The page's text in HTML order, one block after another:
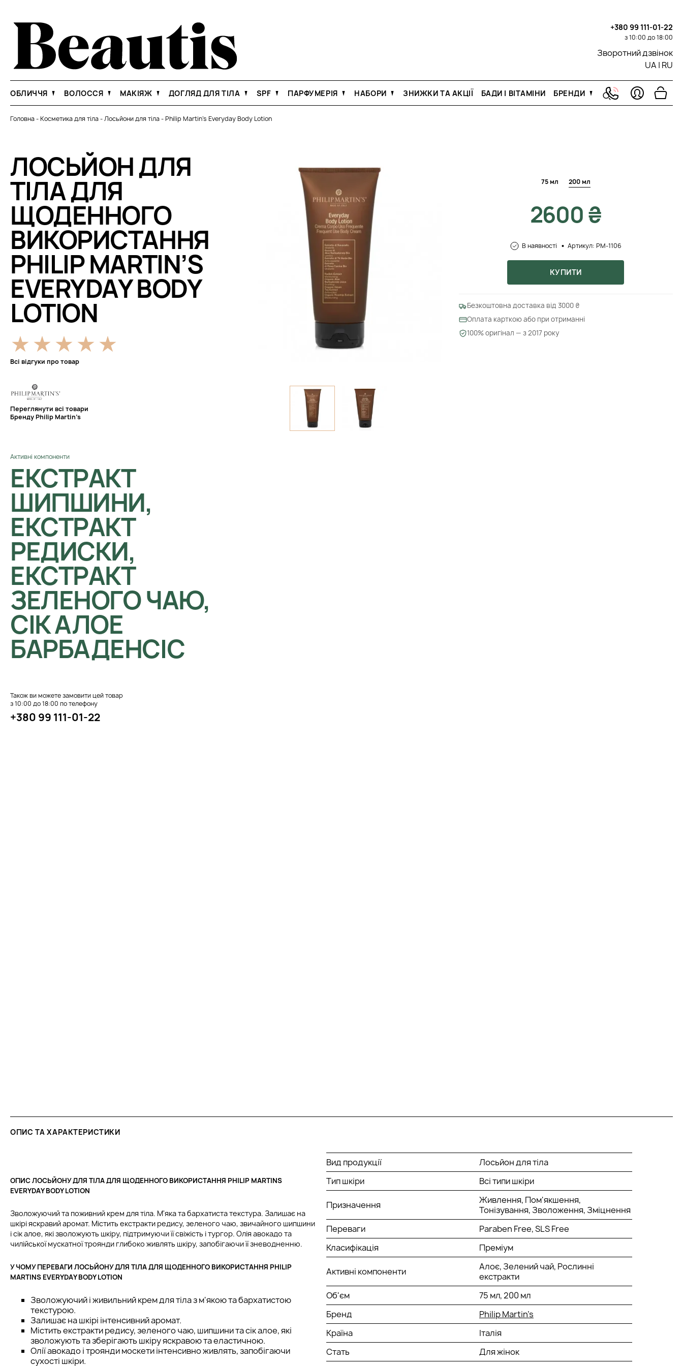
+380 99 111-01-22
з 10:00 до 18:00
Зворотний дзвінок
UA | RU
ОБЛИЧЧЯ ВОЛОССЯ МАКІЯЖ ДОГЛЯД ДЛЯ ТІЛА SPF ПАРФУМЕРІЯ НАБОРИ ЗНИЖКИ ТА АКЦІЇ БАДИ І ВІТАМІНИ БРЕНДИ
Головна-Косметика для тіла-Лосьйони для тіла-Philip Martin’s Everyday Body Lotion
ЛОСЬЙОН ДЛЯ
ТІЛА ДЛЯ
ЩОДЕННОГО
ВИКОРИСТАННЯ
PHILIP MARTIN’S
EVERYDAY BODY
LOTION
Всі відгуки про товар
Переглянути всі товари
Бренду Philip Martin’s
Активні компоненти
ЕКСТРАКТ
ШИПШИНИ,
ЕКСТРАКТ
РЕДИСКИ,
ЕКСТРАКТ
ЗЕЛЕНОГО ЧАЮ,
СІК АЛОЕ
БАРБАДЕНСІС
Також ви можете замовити цей товар
з 10:00 до 18:00 по телефону
+380 99 111-01-22
75 мл 200 мл
2600 ₴
В наявності Артикул: PM-1106
КУПИТИ
Безкоштовна доставка від 3000 ₴
Оплата карткою або при отриманні
100% оригінал — з 2017 року
ОПИС ТА ХАРАКТЕРИСТИКИ
ОПИС ЛОСЬЙОНУ ДЛЯ ТІЛА ДЛЯ ЩОДЕННОГО ВИКОРИСТАННЯ PHILIP MARTINS
EVERYDAY BODY LOTION
Зволожуючий та поживний крем для тіла. М'яка та бархатиста текстура. Залишає на
шкірі яскравий аромат. Містить екстракти редису, зеленого чаю, звичайного шипшини
і сік алое, які зволожують шкіру, підтримуючи її свіжість і тургор. Олія авокадо та
чилійської мускатної троянди глибоко живлять шкіру, запобігаючи її зневодненню.
У ЧОМУ ПЕРЕВАГИ ЛОСЬЙОНУ ДЛЯ ТІЛА ДЛЯ ЩОДЕННОГО ВИКОРИСТАННЯ PHILIP
MARTINS EVERYDAY BODY LOTION
Зволожуючий і живильний крем для тіла з м'якою та бархатистою
текстурою.
Залишає на шкірі інтенсивний аромат.
Містить екстракти редису, зеленого чаю, шипшини та сік алое, які
зволожують та зберігають шкіру яскравою та еластичною.
Олії авокадо і троянди москети інтенсивно живлять, запобігаючи
сухості шкіри.
Вид продукції
Лосьйон для тіла
Тип шкіри
Всі типи шкіри
Призначення
Живлення, Пом'якшення,
Тонізування, Зволоження, Зміцнення
Переваги
Paraben Free, SLS Free
Класифікація
Преміум
Активні компоненти
Алоє, Зелений чай, Рослинні
екстракти
Об'єм
75 мл, 200 мл
Бренд
Philip Martin’s
Країна
Італія
Стать
Для жінок